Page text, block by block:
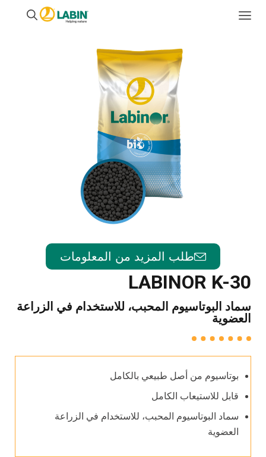
طلب المزيد من المعلومات
LABINOR K-30
سماد البوتاسيوم المحبب، للاستخدام في الزراعة
العضوية
بوتاسيوم من أصل طبيعي بالكامل
قابل للاستيعاب الكامل
سماد البوتاسيوم المحبب، للاستخدام في الزراعة
العضوية